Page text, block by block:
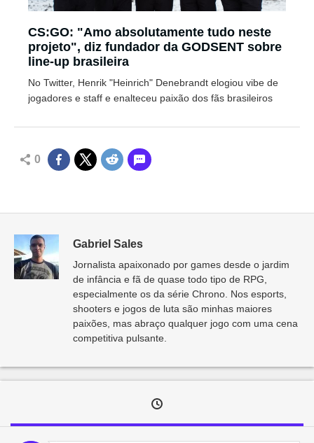
CS:GO: "Amo absolutamente tudo neste
projeto", diz fundador da GODSENT sobre
line-up brasileira
No Twitter, Henrik "Heinrich" Denebrandt elogiou vibe de
jogadores e staff e enalteceu paixão dos fãs brasileiros
0
Gabriel Sales
Jornalista apaixonado por games desde o jardim
de infância e fã de quase todo tipo de RPG,
especialmente os da série Chrono. Nos esports,
shooters e jogos de luta são minhas maiores
paixões, mas abraço qualquer jogo com uma cena
competitiva pulsante.